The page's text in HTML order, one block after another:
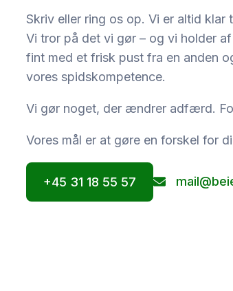
Skriv eller ring os op. Vi er altid
Vi tror på det vi gør – og vi holder
fint med et frisk pust fra en anden
vores spidskompetence.
Vi gør noget, der ændrer adfærd.
Vores mål er at gøre en forskel for
+45 31 18 55 57